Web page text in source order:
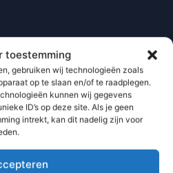
toestemming
gebruiken wij technologieën zoals
op te slaan en/of te raadplegen.
kunnen wij gegevens
ID’s op deze site. Als je geen
intrekt, kan dit nadelig zijn voor